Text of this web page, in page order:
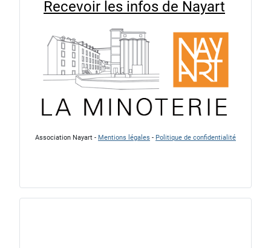
Recevoir les infos de Nayart
Association Nayart - Mentions légales - Politique de confidentialité